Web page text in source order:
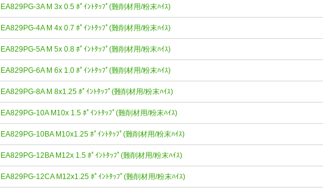
EA829PG-3A M 3x 0.5 ﾎﾟｲﾝﾄﾀｯﾌﾟ(難削材用/粉末ﾊｲｽ)
EA829PG-4A M 4x 0.7 ﾎﾟｲﾝﾄﾀｯﾌﾟ(難削材用/粉末ﾊｲｽ)
EA829PG-5A M 5x 0.8 ﾎﾟｲﾝﾄﾀｯﾌﾟ(難削材用/粉末ﾊｲｽ)
EA829PG-6A M 6x 1.0 ﾎﾟｲﾝﾄﾀｯﾌﾟ(難削材用/粉末ﾊｲｽ)
EA829PG-8A M 8x1.25 ﾎﾟｲﾝﾄﾀｯﾌﾟ(難削材用/粉末ﾊｲｽ)
EA829PG-10A M10x 1.5 ﾎﾟｲﾝﾄﾀｯﾌﾟ(難削材用/粉末ﾊｲｽ)
EA829PG-10BA M10x1.25 ﾎﾟｲﾝﾄﾀｯﾌﾟ(難削材用/粉末ﾊｲｽ)
EA829PG-12BA M12x 1.5 ﾎﾟｲﾝﾄﾀｯﾌﾟ(難削材用/粉末ﾊｲｽ)
EA829PG-12CA M12x1.25 ﾎﾟｲﾝﾄﾀｯﾌﾟ(難削材用/粉末ﾊｲｽ)